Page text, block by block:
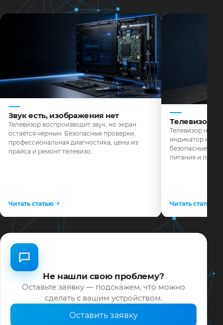
Звук есть, изображения нет
Телевизор воспроизводит звук, но экран
остаётся чёрным. Безопасные проверки,
профессиональная диагностика, цены из
прайса и ремонт телевизо…
Читать статью
Телевизор
Телевизор не
индикатор не
безопасные
питания и
Читать статью
Не нашли свою проблему?
Оставьте заявку — подскажем, что можно
сделать с вашим устройством.
Оставить заявку